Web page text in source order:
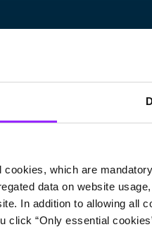
which are
data on website
In addition to allowing all
click “Only essential